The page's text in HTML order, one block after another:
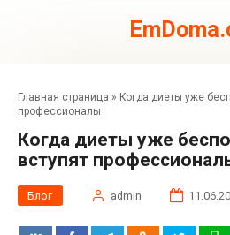
Главная страница » Когда диеты уже
профессионалы
Когда диеты уже бесполезны в дело
вступят
Блог admin